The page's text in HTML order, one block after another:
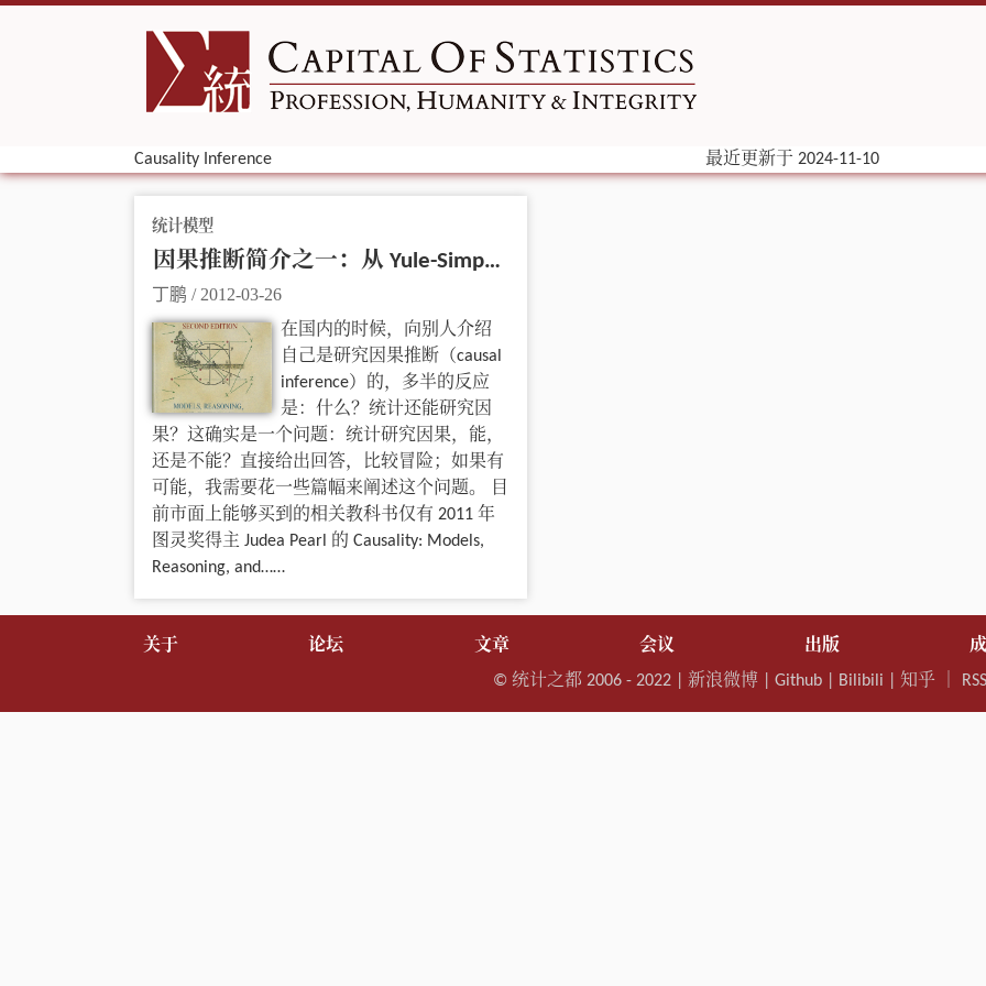
Causality Inference 最近更新于 2024-11-10
统计模型
因果推断简介之一：从 Yule-Simpson’s Paradox 讲起
丁鹏 / 2012-03-26
在国内的时候，向别人介绍
自己是研究因果推断（causal
inference）的，多半的反应
是：什么？统计还能研究因
果？这确实是一个问题：统计研究因果，能，
还是不能？直接给出回答，比较冒险；如果有
可能，我需要花一些篇幅来阐述这个问题。 目
前市面上能够买到的相关教科书仅有 2011 年
图灵奖得主 Judea Pearl 的 Causality: Models,
Reasoning, and……
关于 论坛 文章 会议 出版
© 统计之都 2006 - 2022 | 新浪微博 Github| Bilibili 知乎｜ RSS